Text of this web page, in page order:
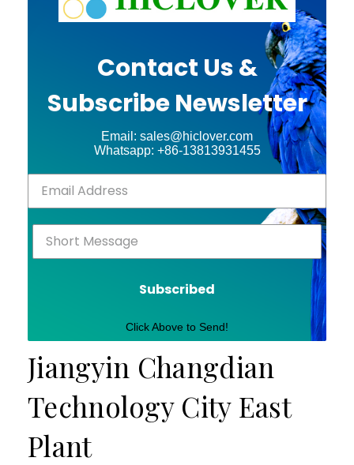
Contact Us &
Subscribe Newsletter
Email: sales@hiclover.com
Whatsapp: +86-13813931455
Subscribed
Click Above to Send!
Jiangyin Changdian
Technology City East
Plant